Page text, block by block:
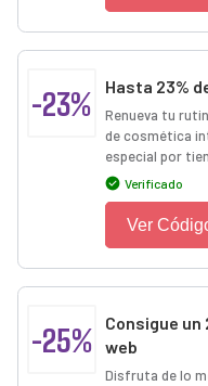
-23% Hasta 23%
Renueva tu
de cosmética
especial por
Verificado
Ver
-25%
Consigue un
web
Disfruta de lo